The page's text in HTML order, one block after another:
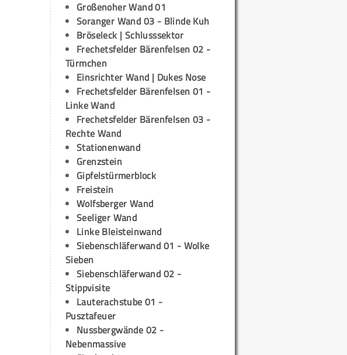
Großenoher Wand 01
Soranger Wand 03 - Blinde Kuh
Bröseleck | Schlusssektor
Frechetsfelder Bärenfelsen 02 -
Türmchen
Einsrichter Wand | Dukes Nose
Frechetsfelder Bärenfelsen 01 -
Linke Wand
Frechetsfelder Bärenfelsen 03 -
Rechte Wand
Stationenwand
Grenzstein
Gipfelstürmerblock
Freistein
Wolfsberger Wand
Seeliger Wand
Linke Bleisteinwand
Siebenschläferwand 01 - Wolke
Sieben
Siebenschläferwand 02 -
Stippvisite
Lauterachstube 01 -
Pusztafeuer
Nussbergwände 02 -
Nebenmassive